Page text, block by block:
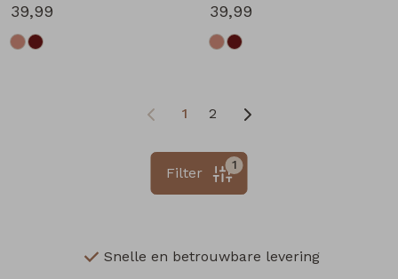
39,99
39,99
1 2
1
Filter
Snelle en betrouwbare levering